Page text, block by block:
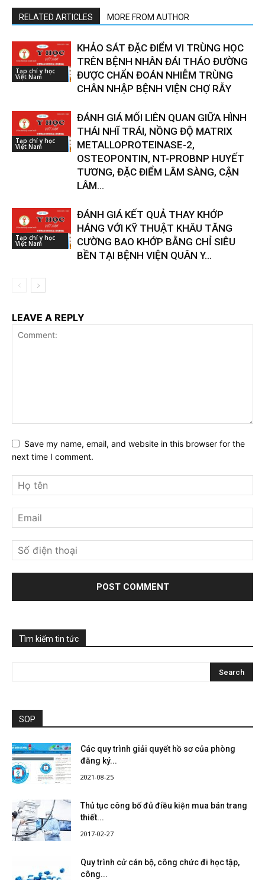
RELATED ARTICLES MORE FROM AUTHOR
Tạp chí y học
Việt Nam
KHẢO SÁT ĐẶC ĐIỂM VI TRÙNG HỌC
TRÊN BỆNH NHÂN ĐÁI THÁO ĐƯỜNG
ĐƯỢC CHẨN ĐOÁN NHIỄM TRÙNG
CHÂN NHẬP BỆNH VIỆN CHỢ RẪY
Tạp chí y học
Việt Nam
ĐÁNH GIÁ MỐI LIÊN QUAN GIỮA HÌNH
THÁI NHĨ TRÁI, NỒNG ĐỘ MATRIX
METALLOPROTEINASE-2,
OSTEOPONTIN, NT-PROBNP HUYẾT
TƯƠNG, ĐẶC ĐIỂM LÂM SÀNG, CẬN
LÂM...
Tạp chí y học
Việt Nam
ĐÁNH GIÁ KẾT QUẢ THAY KHỚP
HÁNG VỚI KỸ THUẬT KHÂU TĂNG
CƯỜNG BAO KHỚP BẰNG CHỈ SIÊU
BỀN TẠI BỆNH VIỆN QUÂN Y...
LEAVE A REPLY
Save my name, email, and website in this browser for the
next time I comment.
Tìm kiếm tin tức
SOP
Các quy trình giải quyết hồ sơ của phòng
đăng ký...
2021-08-25
Thủ tục công bố đủ điều kiện mua bán trang
thiết...
2017-02-27
Quy trình cử cán bộ, công chức đi học tập,
công...